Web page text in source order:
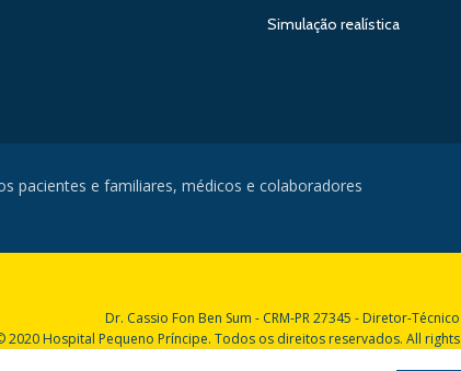
Simulação realística
pacientes e familiares, médicos e colaboradores
Dr. Cassio Fon Ben Sum - CRM-PR 27345 - Diretor-Técnico
2020 Hospital Pequeno Príncipe. Todos os direitos reservados. All rights